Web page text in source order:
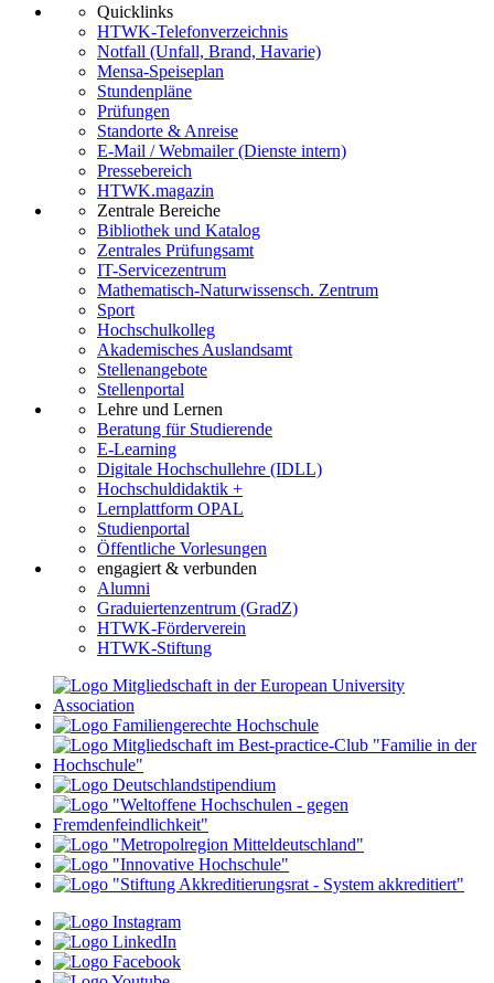
Quicklinks
HTWK-Telefonverzeichnis
Notfall (Unfall, Brand, Havarie)
Mensa-Speiseplan
Stundenpläne
Prüfungen
Standorte & Anreise
E-Mail / Webmailer (Dienste intern)
Pressebereich
HTWK.magazin
Zentrale Bereiche
Bibliothek und Katalog
Zentrales Prüfungsamt
IT-Servicezentrum
Mathematisch-Naturwissensch. Zentrum
Sport
Hochschulkolleg
Akademisches Auslandsamt
Stellenangebote
Stellenportal
Lehre und Lernen
Beratung für Studierende
E-Learning
Digitale Hochschullehre (IDLL)
Hochschuldidaktik +
Lernplattform OPAL
Studienportal
Öffentliche Vorlesungen
engagiert & verbunden
Alumni
Graduiertenzentrum (GradZ)
HTWK-Förderverein
HTWK-Stiftung